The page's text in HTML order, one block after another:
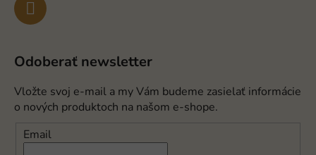
Odoberať newsletter
Vložte svoj e-mail a my Vám budeme zasielať informácie
o nových produktoch na našom e-shope.
Email